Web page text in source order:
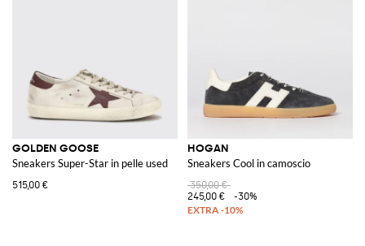
GOLDEN GOOSE
Sneakers Super-Star in pelle used
515,00 €
HOGAN
Sneakers Cool in camoscio
350,00 €
245,00 €
-30%